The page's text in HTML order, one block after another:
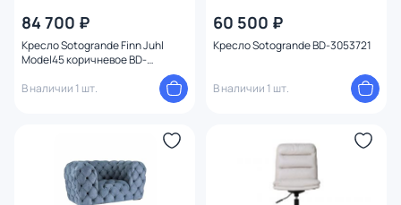
84 700 ₽
Кресло Sotogrande Finn Juhl
Model45 коричневое BD-
В наличии 1 шт.
60 500 ₽
Кресло Sotogrande BD-3053721
В наличии 1 шт.